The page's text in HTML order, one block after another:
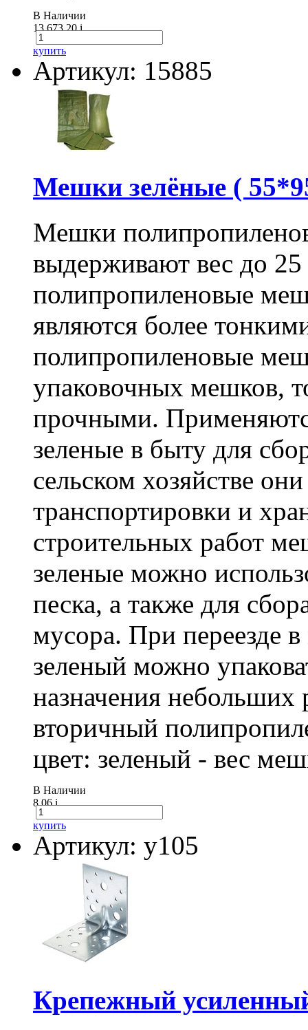
В Наличии
13 673.20i
купить
Артикул: 15885
Мешки зелёные (
Мешки
выдерживают вес до
полипропиленовые
являются более
полипропиленовые
упаковочных мешков,
прочными.
зеленые в быту для
сельском хозяйстве
транспортировки и
строительных работ
зеленые можно
песка, а также для
мусора. При переезде
зеленый можно
назначения небольших
вторичный
цвет: зеленый - вес
В Наличии
8.06i
купить
Артикул: у105
Крепежный